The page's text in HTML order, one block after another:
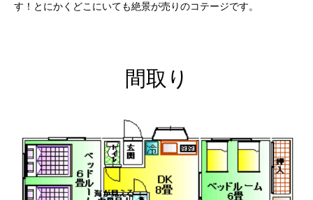
す！とにかくどこにいても絶景が売りのコテージです。
間取り